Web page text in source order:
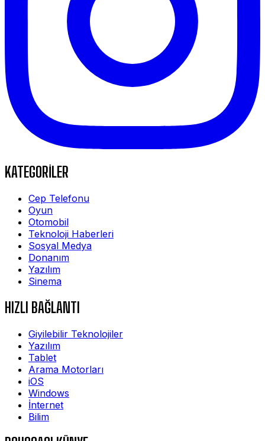
KATEGORİLER
Cep Telefonu
Oyun
Otomobil
Teknoloji Haberleri
Sosyal Medya
Donanım
Yazılım
Sinema
HIZLI BAĞLANTI
Giyilebilir Teknolojiler
Yazılım
Tablet
Arama Motorları
iOS
Windows
İnternet
Bilim